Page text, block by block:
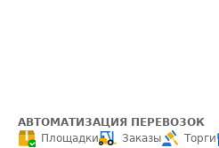
АВТОМАТИЗАЦИЯ ПЕРЕВОЗОК
Площадки
Заказы Торги